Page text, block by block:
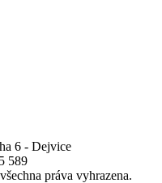
6 - Dejvice
589
práva vyhrazena.